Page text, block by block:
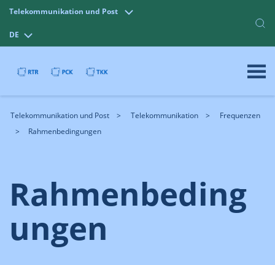
Telekommunikation und Post
DE
Telekommunikation und Post Telekommunikation
Frequenzen
Rahmenbedingungen
Rahmenbeding
ungen